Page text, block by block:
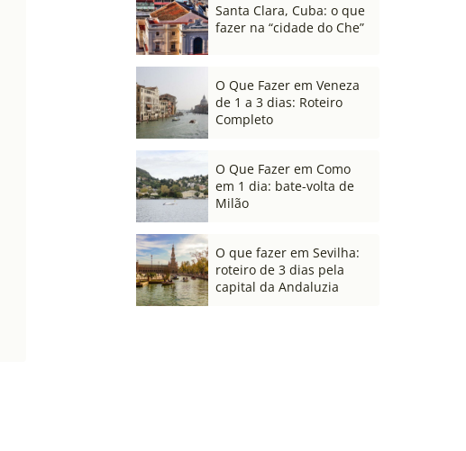
Santa Clara, Cuba: o que
fazer na “cidade do Che”
O Que Fazer em Veneza
de 1 a 3 dias: Roteiro
Completo
O Que Fazer em Como
em 1 dia: bate-volta de
Milão
O que fazer em Sevilha:
roteiro de 3 dias pela
capital da Andaluzia